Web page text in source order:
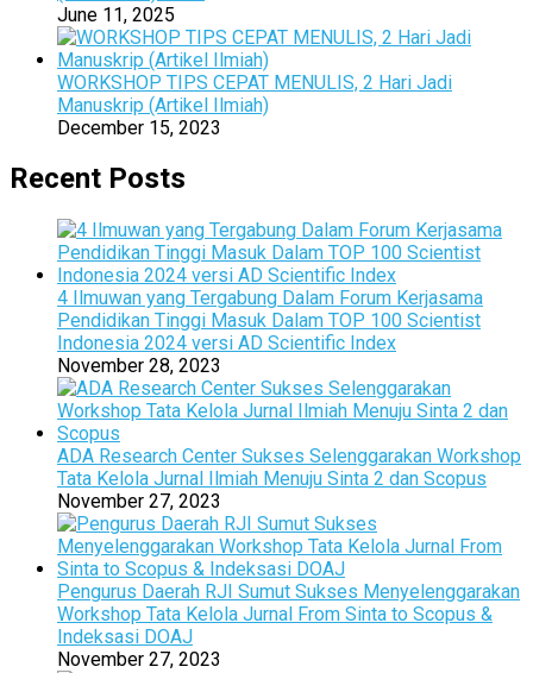
June 11, 2025
WORKSHOP TIPS CEPAT MENULIS, 2 Hari Jadi
Manuskrip (Artikel Ilmiah)
December 15, 2023
Recent Posts
4 Ilmuwan yang Tergabung Dalam Forum Kerjasama
Pendidikan Tinggi Masuk Dalam TOP 100 Scientist
Indonesia 2024 versi AD Scientific Index
November 28, 2023
ADA Research Center Sukses Selenggarakan Workshop
Tata Kelola Jurnal Ilmiah Menuju Sinta 2 dan Scopus
November 27, 2023
Pengurus Daerah RJI Sumut Sukses Menyelenggarakan
Workshop Tata Kelola Jurnal From Sinta to Scopus &
Indeksasi DOAJ
November 27, 2023